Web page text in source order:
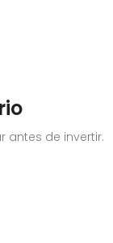
antes de invertir.